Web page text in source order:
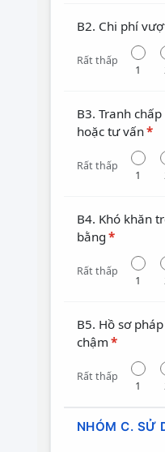
B2. Chi phí
Rất thấp
1
B3. Tranh
hoặc tư vấn*
Rất thấp
1
B4. Khó khăn
bằng *
Rất thấp
1
B5. Hồ sơ
chậm *
Rất thấp
1
NHÓM C. SỬ